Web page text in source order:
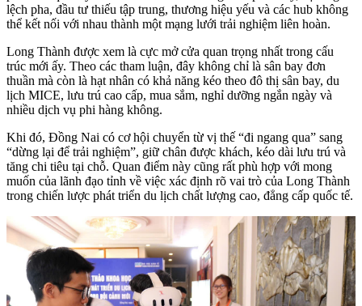
lệch pha, đầu tư thiếu tập trung, thương hiệu yếu và các hub không
thể kết nối với nhau thành một mạng lưới trải nghiệm liên hoàn.
Long Thành được xem là cực mở cửa quan trọng nhất trong cấu
trúc mới ấy. Theo các tham luận, đây không chỉ là sân bay đơn
thuần mà còn là hạt nhân có khả năng kéo theo đô thị sân bay, du
lịch MICE, lưu trú cao cấp, mua sắm, nghỉ dưỡng ngắn ngày và
nhiều dịch vụ phi hàng không.
Khi đó, Đồng Nai có cơ hội chuyển từ vị thế “đi ngang qua” sang
“dừng lại để trải nghiệm”, giữ chân được khách, kéo dài lưu trú và
tăng chi tiêu tại chỗ. Quan điểm này cũng rất phù hợp với mong
muốn của lãnh đạo tỉnh về việc xác định rõ vai trò của Long Thành
trong chiến lược phát triển du lịch chất lượng cao, đẳng cấp quốc tế.